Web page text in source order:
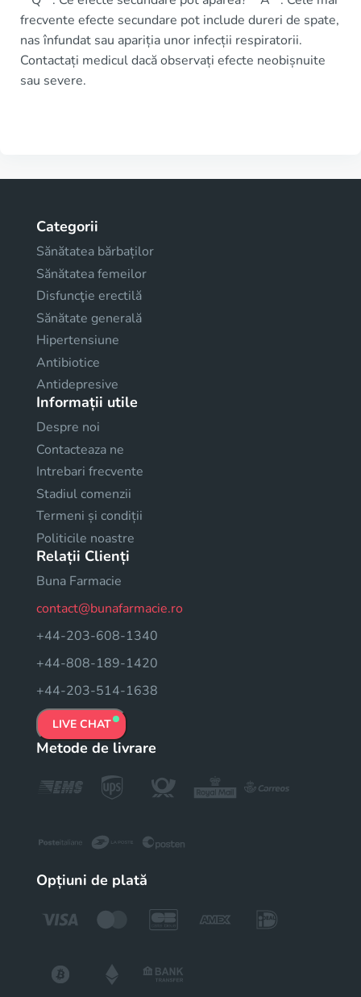
frecvente efecte secundare pot include dureri de spate,
nas înfundat sau apariția unor infecții respiratorii.
Contactați medicul dacă observați efecte neobișnuite
sau severe.
Categorii
Sănătatea bărbaților
Sănătatea femeilor
Disfuncţie erectilă
Sănătate generală
Hipertensiune
Antibiotice
Antidepresive
Informații utile
Despre noi
Contacteaza ne
Intrebari frecvente
Stadiul comenzii
Termeni și condiții
Politicile noastre
Relații Clienți
Buna Farmacie
contact@bunafarmacie.ro
+44-203-608-1340
+44-808-189-1420
+44-203-514-1638
LIVE CHAT
Metode de livrare
Opțiuni de plată